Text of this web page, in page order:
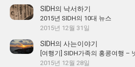
SIDH의 낙서하기
2015년 SIDH의 10대 뉴스
2015년 12월 31일
SIDH의 사는이야기
[여행기] SIDH가족의 홍콩여행 –
2015년 12월 28일